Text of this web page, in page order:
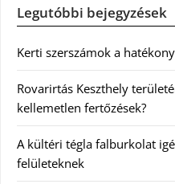
Legutóbbi bejegyzések
Kerti szerszámok a
Rovarirtás Keszthely
kellemetlen fertőzések?
A kültéri tégla falburkolat
felületeknek